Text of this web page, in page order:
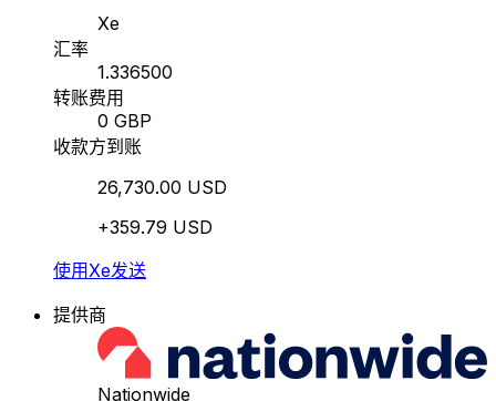
Xe
汇率
1.336500
转账费用
0 GBP
收款方到账
26,730.00 USD
+359.79 USD
使用Xe发送
提供商
Nationwide